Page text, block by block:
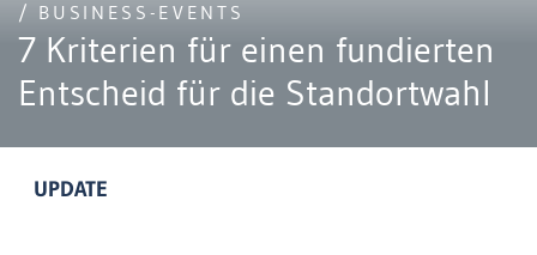
/ BUSINESS-EVENTS
7 Kriterien für einen fundierten
Entscheid für die Standortwahl
UPDATE